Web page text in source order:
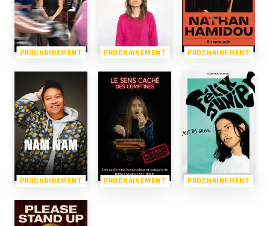
PROCHAINEMENT PROCHAINEMENT PROCHAINEMENT
PROCHAINEMENT PROCHAINEMENT PROCHAINEMENT